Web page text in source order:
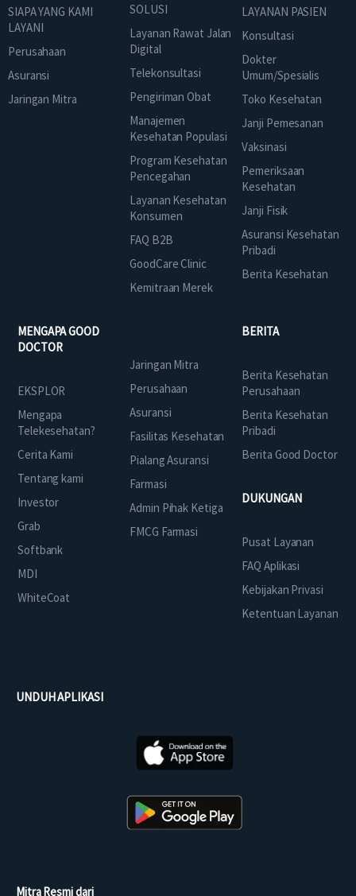
SIAPA YANG KAMI
LAYANI
Perusahaan
Asuransi
Jaringan Mitra
SOLUSI
Layanan Rawat Jalan
Digital
Telekonsultasi
Pengiriman Obat
Manajemen
Kesehatan Populasi
Program Kesehatan
Pencegahan
Layanan Kesehatan
Konsumen
FAQ B2B
GoodCare Clinic
Kemitraan Merek
LAYANAN PASIEN
Konsultasi
Dokter
Umum/Spesialis
Toko Kesehatan
Janji Pemesanan
Vaksinasi
Pemeriksaan
Kesehatan
Janji Fisik
Asuransi Kesehatan
Pribadi
Berita Kesehatan
MENGAPA GOOD
DOCTOR
EKSPLOR
Mengapa
Telekesehatan?
Cerita Kami
Tentang kami
Investor
Grab
Softbank
MDI
WhiteCoat
Jaringan Mitra
Perusahaan
Asuransi
Fasilitas Kesehatan
Pialang Asuransi
Farmasi
Admin Pihak Ketiga
FMCG Farmasi
BERITA
Berita Kesehatan
Perusahaan
Berita Kesehatan
Pribadi
Berita Good Doctor
DUKUNGAN
Pusat Layanan
FAQ Aplikasi
Kebijakan Privasi
Ketentuan Layanan
UNDUH APLIKASI
Mitra Resmi dari